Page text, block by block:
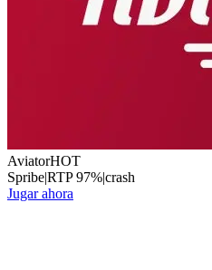
AviatorHOT
Spribe|RTP97%|crash
Jugar ahora